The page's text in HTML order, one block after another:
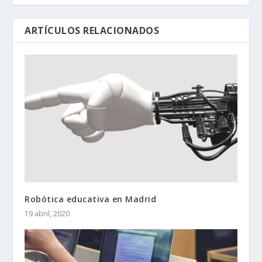
ARTÍCULOS RELACIONADOS
Robótica educativa en Madrid
19 abril, 2020